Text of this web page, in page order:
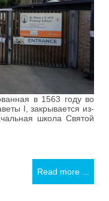
в 1563 году во
I, закрывается из-
школа Святой
Read more ...